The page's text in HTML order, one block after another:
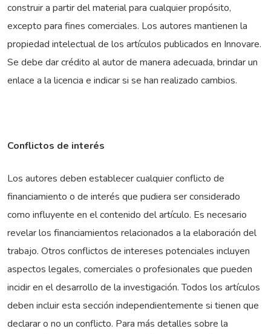
construir a partir del material para cualquier propósito,
excepto para fines comerciales. Los autores mantienen la
propiedad intelectual de los artículos publicados en Innovare.
Se debe dar crédito al autor de manera adecuada, brindar un
enlace a la licencia e indicar si se han realizado cambios.
Conflictos de interés
Los autores deben establecer cualquier conflicto de
financiamiento o de interés que pudiera ser considerado
como influyente en el contenido del artículo. Es necesario
revelar los financiamientos relacionados a la elaboración del
trabajo. Otros conflictos de intereses potenciales incluyen
aspectos legales, comerciales o profesionales que pueden
incidir en el desarrollo de la investigación. Todos los artículos
deben incluir esta sección independientemente si tienen que
declarar o no un conflicto. Para más detalles sobre la